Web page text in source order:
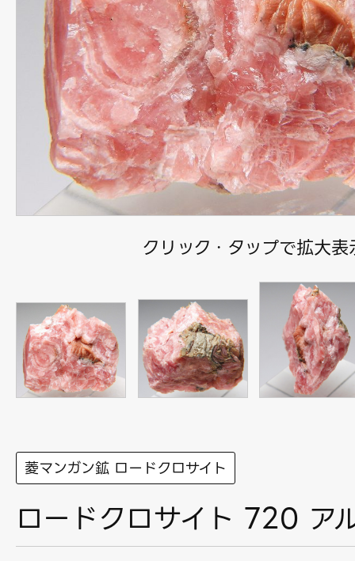
クリック・タップで拡大表
菱マンガン鉱 ロードクロサイト
ロードクロサイト 720 ア